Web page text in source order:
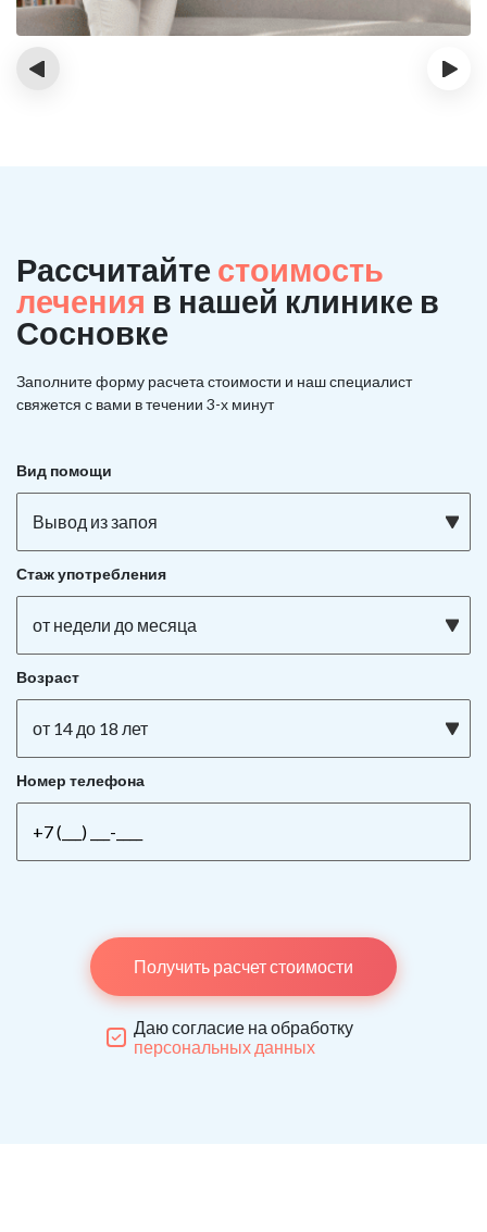
‹ ›
Рассчитайте стоимость
лечения в нашей клинике в
Сосновке
Заполните форму расчета стоимости и нашспециалист
свяжется с вами в течении 3-х минут
Вид помощи
Вывод из запоя
Стаж употребления
от недели до месяца
Возраст
от 14 до 18 лет
Номер телефона
Получить расчет стоимости
Даю согласие на обработку
персональных данных